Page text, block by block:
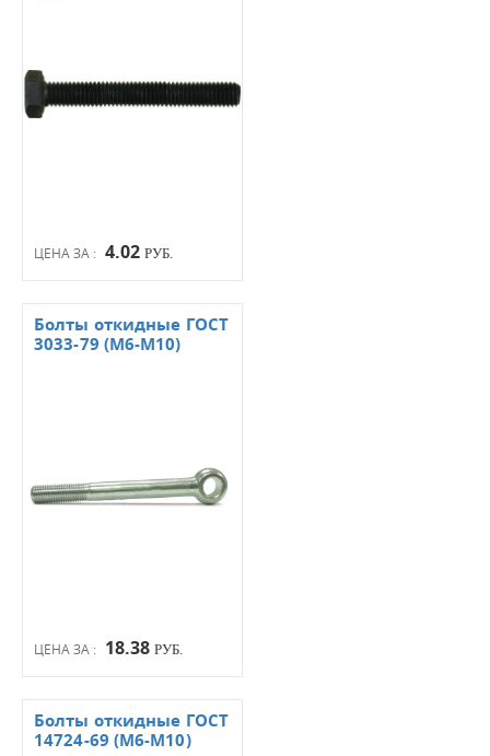
ЦЕНА ЗА : 4.02 РУБ.
ЦЕНА ЗА : 18.38 РУБ.
Болты откидные ГОСТ
3033-79 (М6-М10)
Болты откидные ГОСТ
14724-69 (М6-М10)